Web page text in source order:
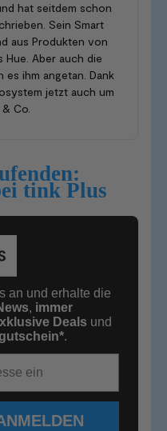
hat seitdem schon
Sein Smart
aus Produkten von
Hue. Aber auch die
ihm angetan. Dank
jetzt auch um
Co.
tink Plus
an und erhalte die
, immer
Deals und
.